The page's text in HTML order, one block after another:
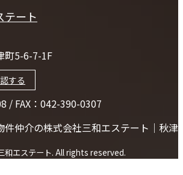
テート
町5-6-7-1F
する
/ FAX：042-390-0307
件仲介の株式会社三和エステート｜秋
エステート. All rights reserved.